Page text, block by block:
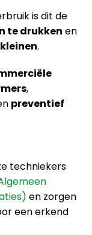
is dit de
te drukken en
.
,
preventief
techniekers
en zorgen
een erkend